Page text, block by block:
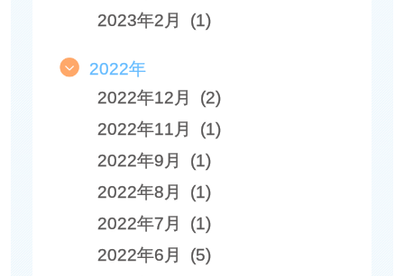
2023年2月 (1)
2022年
2022年12月 (2)
2022年11月 (1)
2022年9月 (1)
2022年8月 (1)
2022年7月 (1)
2022年6月 (5)